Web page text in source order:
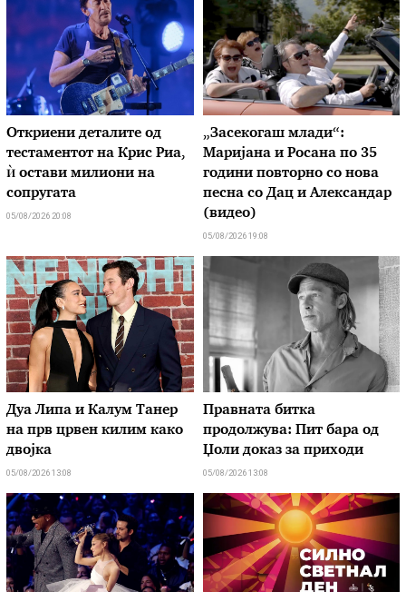
Откриени деталите од
тестаментот на Крис Риа,
ѝ остави милиони на
сопругата
05/08/2026 20:08
„Засекогаш млади“:
Маријана и Росана по 35
години повторно со нова
песна со Дац и Александар
(видео)
05/08/2026 19:08
Дуа Липа и Калум Танер
на прв црвен килим како
двојка
05/08/2026 13:08
Правната битка
продолжува: Пит бара од
Џоли доказ за приходи
05/08/2026 13:08